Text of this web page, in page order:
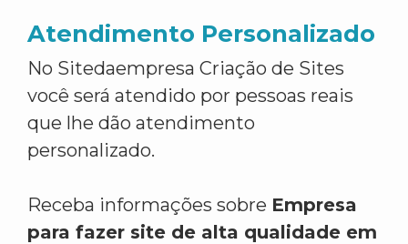
Atendimento Personalizado
No Sitedaempresa Criação de Sites
você será atendido por pessoas reais
que lhe dão atendimento
personalizado.
Receba informações sobre Empresa
para fazer site de alta qualidade em